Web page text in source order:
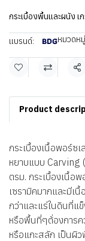
กระเบื้องพื้นและผนัง เ
แบรนด์: BDGหมวดห
แชร์
Product
กระเบื้องเนื้อพอร์
หยาบแบบ
ตรม. กระเบื้องเนื้อ
เซรามิคมากและมีเ
กว่าและแร่ในดินที่แ
หรือพื้นที่ๆต้่องการ
หรือแกะสลัก เป็นผิว